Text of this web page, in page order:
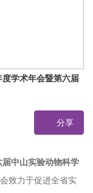
学术年会暨第六届
分享
中山实验动物科学
致力于促进全省实